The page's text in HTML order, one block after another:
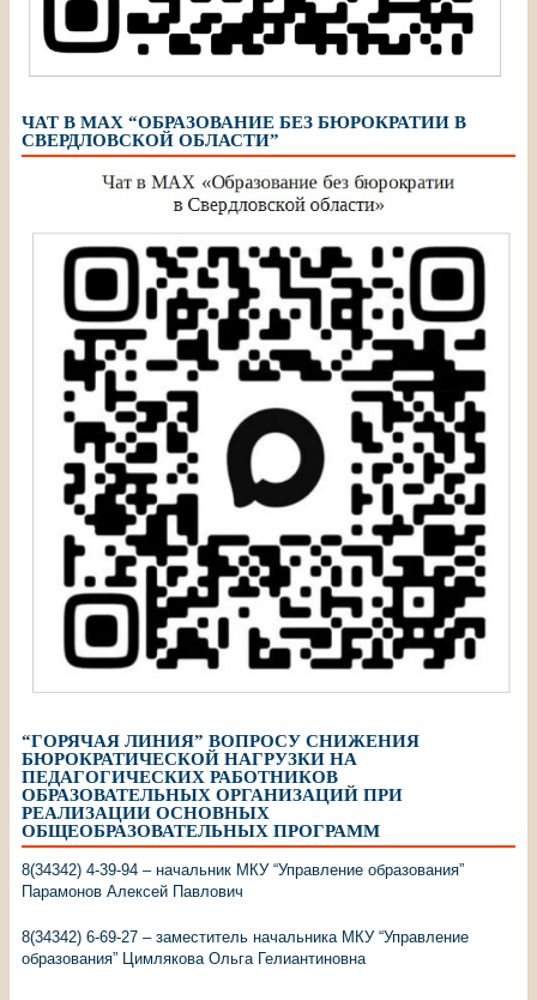
ЧАТ В МАХ “ОБРАЗОВАНИЕ БЕЗ БЮРОКРАТИИ В
СВЕРДЛОВСКОЙ ОБЛАСТИ”
“ГОРЯЧАЯ ЛИНИЯ” ВОПРОСУ СНИЖЕНИЯ
БЮРОКРАТИЧЕСКОЙ НАГРУЗКИ НА
ПЕДАГОГИЧЕСКИХ РАБОТНИКОВ
ОБРАЗОВАТЕЛЬНЫХ ОРГАНИЗАЦИЙ ПРИ
РЕАЛИЗАЦИИ ОСНОВНЫХ
ОБЩЕОБРАЗОВАТЕЛЬНЫХ ПРОГРАММ
8(34342) 4-39-94 – начальник МКУ “Управление образования”
Парамонов Алексей Павлович
8(34342) 6-69-27 – заместитель начальника МКУ “Управление
образования” Цимлякова Ольга Гелиантиновна